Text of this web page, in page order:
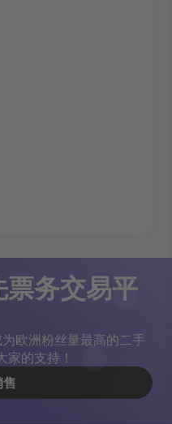
务交易平
欧洲粉丝量最高的二手
家的支持！